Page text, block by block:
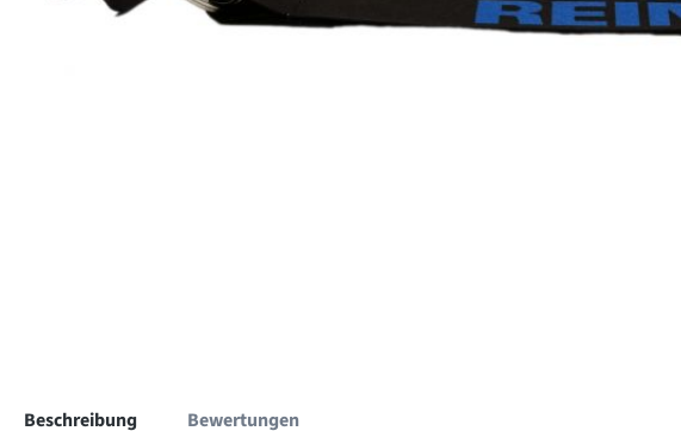
Beschreibung Bewertungen